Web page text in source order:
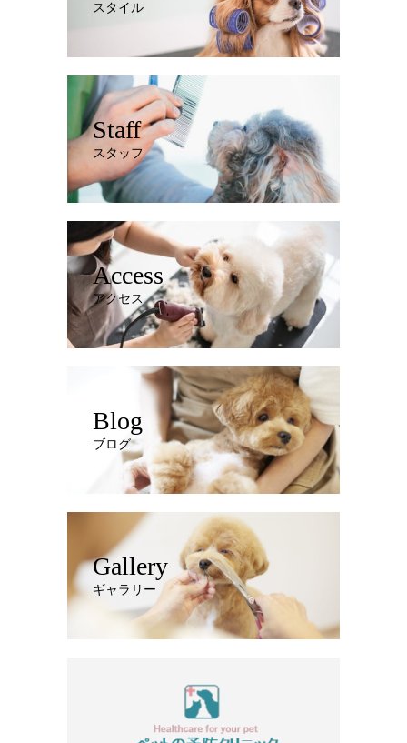
スタイル
Staff
スタッフ
Access
アクセス
Blog
ブログ
Gallery
ギャラリー